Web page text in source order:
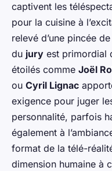
captivent les
pour la cuisine à
relevé d’une pincée
du jury est primordial
étoilés comme Joël
ou Cyril Lignac
exigence pour juger
personnalité, parfois
également à
format de la télé-
dimension humaine à